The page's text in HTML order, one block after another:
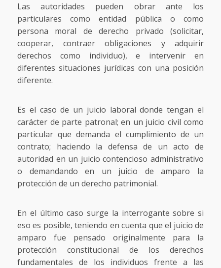
Las autoridades pueden obrar ante los
particulares como entidad pública o como
persona moral de derecho privado (solicitar,
cooperar, contraer obligaciones y adquirir
derechos como individuo), e intervenir en
diferentes situaciones jurídicas con una posición
diferente.
Es el caso de un juicio laboral donde tengan el
carácter de parte patronal; en un juicio civil como
particular que demanda el cumplimiento de un
contrato; haciendo la defensa de un acto de
autoridad en un juicio contencioso administrativo
o demandando en un juicio de amparo la
protección de un derecho patrimonial.
En el último caso surge la interrogante sobre si
eso es posible, teniendo en cuenta que el juicio de
amparo fue pensado originalmente para la
protección constitucional de los derechos
fundamentales de los individuos frente a las